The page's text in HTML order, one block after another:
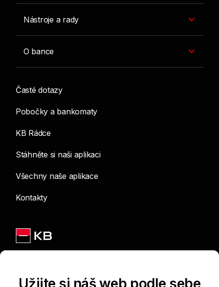
Nástroje a rady
O bance
Časté dotazy
Pobočky a bankomaty
KB Rádce
Stáhněte si naši aplikaci
Všechny naše aplikace
Kontakty
Užijte si náš web podle sebe